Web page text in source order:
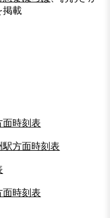
掲載
面時刻表
方面時刻表
時刻表